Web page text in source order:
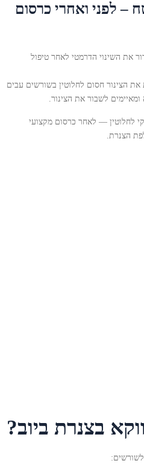
– לפני ואחרי כרסום
את השינוי הדרמטי לאחר טיפול
הצינור חסום לחלוטין בשורשים עבים
לשבור את הצינור.
לחלוטין — לאחר כרסום מקצועי
הצנרת.
בצנרת ביוב?
לשורשים: